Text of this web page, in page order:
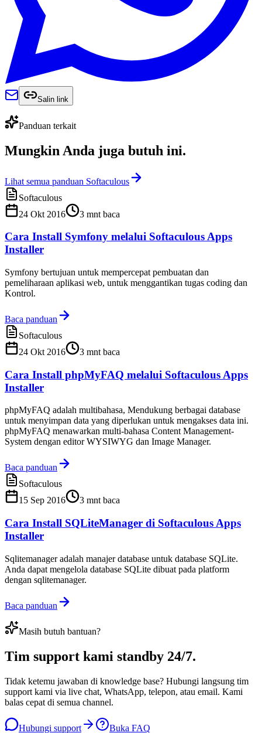
Salin link
Panduan terkait
Mungkin Anda juga butuh ini.
Lihat semua panduan Softaculous
Softaculous
24 Okt 2016
3 mnt baca
Cara Install Symfony melalui Softaculous Apps
Installer
Symfony bertujuan untuk mempercepat pembuatan dan
pemeliharaan aplikasi web, untuk menggantikan tugas coding dan
Kontrol.
Baca panduan
Softaculous
24 Okt 2016
3 mnt baca
Cara Install phpMyFAQ melalui Softaculous Apps
Installer
phpMyFAQ adalah multibahasa, Mendukung berbagai database
untuk menyimpan data yang diperlukan untuk mengakses data ini.
phpMyFAQ menawarkan multi-bahasa Content Management-
System dengan editor WYSIWYG dan Image Manager.
Baca panduan
Softaculous
15 Sep 2016
3 mnt baca
Cara Install SQLiteManager di Softaculous Apps
Installer
Sqlitemanager adalah manajer database untuk database SQLite.
Anda dapat mengelola database SQLite dibuat pada platform
dengan sqlitemanager.
Baca panduan
Masih butuh bantuan?
Tim support kami standby 24/7.
Tidak ketemu jawaban di knowledge base? Hubungi langsung tim
support kami via live chat, WhatsApp, telepon, atau email. Kami
balas cepat di semua channel.
Hubungi support Buka FAQ